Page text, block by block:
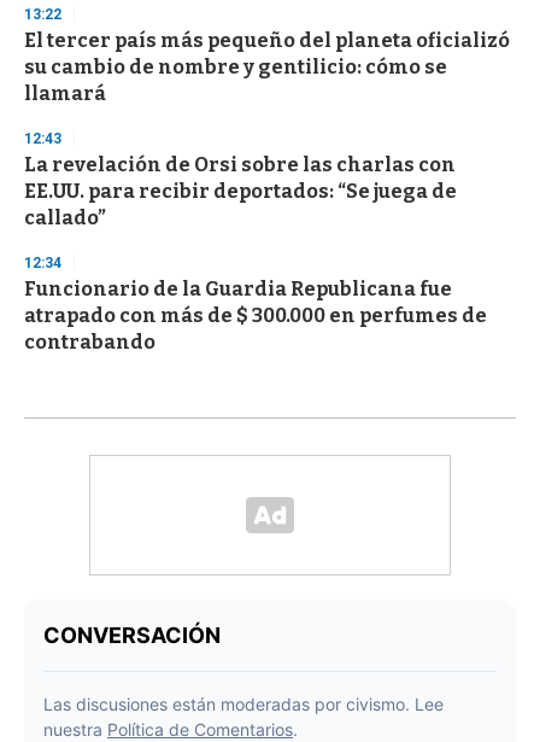
13:22
El tercer país más pequeño del planeta oficializó
su cambio de nombre y gentilicio: cómo se
llamará
12:43
La revelación de Orsi sobre las charlas con
EE.UU. para recibir deportados: “Se juega de
callado”
12:34
Funcionario de la Guardia Republicana fue
atrapado con más de $ 300.000 en perfumes de
contrabando